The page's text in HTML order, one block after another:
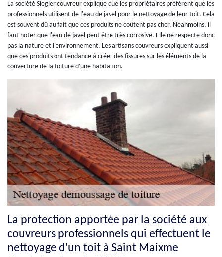
La société Siegler couvreur explique que les propriétaires préfèrent que les
professionnels utilisent de l'eau de javel pour le nettoyage de leur toit. Cela
est souvent dû au fait que ces produits ne coûtent pas cher. Néanmoins, il
faut noter que l'eau de javel peut être très corrosive. Elle ne respecte donc
pas la nature et l'environnement. Les artisans couvreurs expliquent aussi
que ces produits ont tendance à créer des fissures sur les éléments de la
couverture de la toiture d'une habitation.
La protection apportée par la société aux
couvreurs professionnels qui effectuent le
nettoyage d'un toit à Saint Maixme